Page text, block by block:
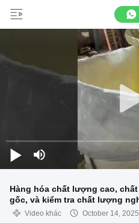
Hàng hóa chất lượng cao,
gốc, và kiểm tra chất lượng
Video khác October 14, 2025